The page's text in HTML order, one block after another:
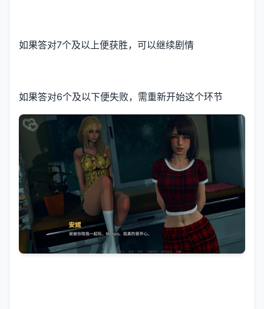
如果答对7个及以上便获胜，可以继续剧情
如果答对6个及以下便失败，需重新开始这个环节